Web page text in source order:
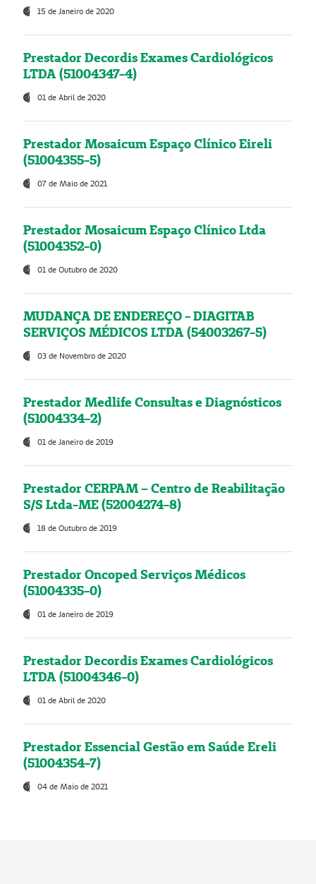
15 de Janeiro de 2020
Prestador Decordis Exames Cardiológicos
LTDA (51004347-4)
01 de Abril de 2020
Prestador Mosaicum Espaço Clínico Eireli
(51004355-5)
07 de Maio de 2021
Prestador Mosaicum Espaço Clínico Ltda
(51004352-0)
01 de Outubro de 2020
MUDANÇA DE ENDEREÇO - DIAGITAB
SERVIÇOS MÉDICOS LTDA (54003267-5)
03 de Novembro de 2020
Prestador Medlife Consultas e Diagnósticos
(51004334-2)
01 de Janeiro de 2019
Prestador CERPAM – Centro de Reabilitação
S/S Ltda-ME (52004274-8)
18 de Outubro de 2019
Prestador Oncoped Serviços Médicos
(51004335-0)
01 de Janeiro de 2019
Prestador Decordis Exames Cardiológicos
LTDA (51004346-0)
01 de Abril de 2020
Prestador Essencial Gestão em Saúde Ereli
(51004354-7)
04 de Maio de 2021